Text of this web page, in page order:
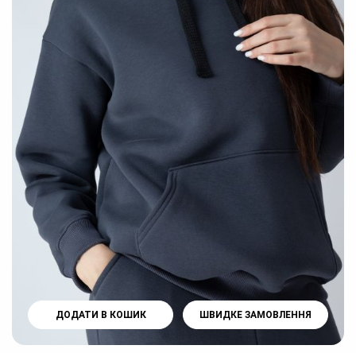
ДОДАТИ В КОШИК ШВИДКЕ ЗАМОВЛЕННЯ